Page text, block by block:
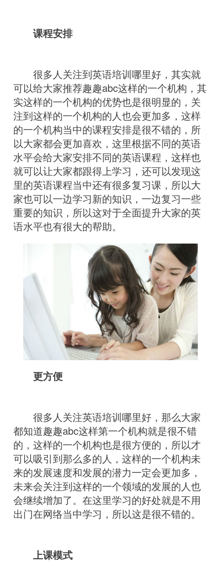
课程安排
很多人关注到英语培训哪里好，其实就
可以给大家推荐趣趣abc这样的一个机构，其
实这样的一个机构的优势也是很明显的，关
注到这样的一个机构的人也会更加多，这样
的一个机构当中的课程安排是很不错的，所
以大家都会更加喜欢，这里根据不同的英语
水平会给大家安排不同的英语课程，这样也
就可以让大家都跟得上学习，还可以发现这
里的英语课程当中还有很多复习课，所以大
家也可以一边学习新的知识，一边复习一些
重要的知识，所以这对于全面提升大家的英
语水平也有很大的帮助。
更方便
很多人关注英语培训哪里好，那么大家
都知道趣趣abc这样第一个机构就是很不错
的，这样的一个机构也是很方便的，所以才
可以吸引到那么多的人，这样的一个机构未
来的发展速度和发展的潜力一定会更加多，
未来会关注到这样的一个领域的发展的人也
会继续增加了。在这里学习的好处就是不用
出门在网络当中学习，所以这是很不错的。
上课模式